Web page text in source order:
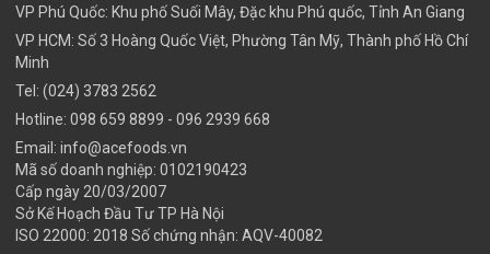
VP Phú Quốc: Khu phố Suối Mây, Đặc khu Phú quốc, Tỉnh An Giang
VP HCM: Số 3 Hoàng Quốc Việt, Phường Tân Mỹ, Thành phố Hồ Chí
Minh
Tel: (024) 3783 2562
Hotline: 098 659 8899 - 096 2939 668
Email: info@acefoods.vn
Mã số doanh nghiệp: 0102190423
Cấp ngày 20/03/2007
Sở Kế Hoạch Đầu Tư TP Hà Nội
ISO 22000: 2018 Số chứng nhận: AQV-40082